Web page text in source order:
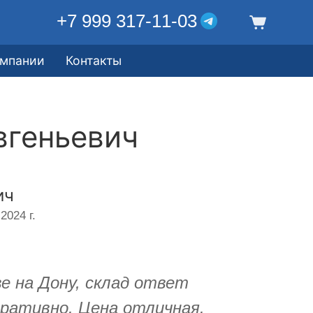
+7 999 317-11-03
Контакты
г.
на Дону, склад ответ
Цена отличная.